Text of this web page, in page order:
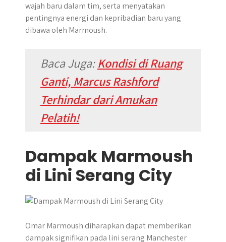
wajah baru dalam tim, serta menyatakan
pentingnya energi dan kepribadian baru yang
dibawa oleh Marmoush.
Baca Juga:Kondisi di Ruang
Ganti, Marcus Rashford
Terhindar dari Amukan
Pelatih!
Dampak Marmoush
di Lini Serang City
​Omar Marmoush diharapkan dapat memberikan
dampak signifikan pada lini serang Manchester